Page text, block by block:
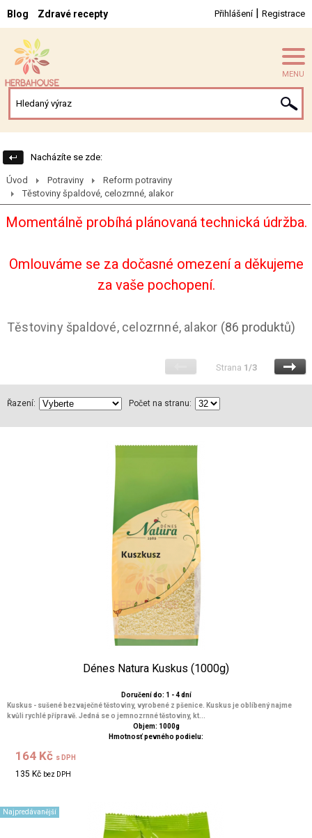
Blog Zdravé recepty Přihlášení| Registrace
MENU
Nacházíte se zde:
Úvod Potraviny
Reform potraviny
Těstoviny špaldové, celozrnné, alakor
Momentálně probíhá plánovaná technická údržba.
Omlouváme se za dočasné omezení a děkujeme
za vaše pochopení.
Těstoviny špaldové, celozrnné, alakor (86 produktů)
Strana 1/3
Řazení: Počet na stranu:
Dénes Natura Kuskus (1000g)
Doručení do: 1 - 4 dní
Kuskus - sušené bezvaječné těstoviny, vyrobené z pšenice. Kuskus je oblíbený najme
kvůli rychlé přípravě. Jedná se o jemnozrnné těstoviny, kt...
Objem: 1000g
Hmotnosť pevného podielu:
164 Kč s DPH
135 Kč bez DPH
Najpredávanější